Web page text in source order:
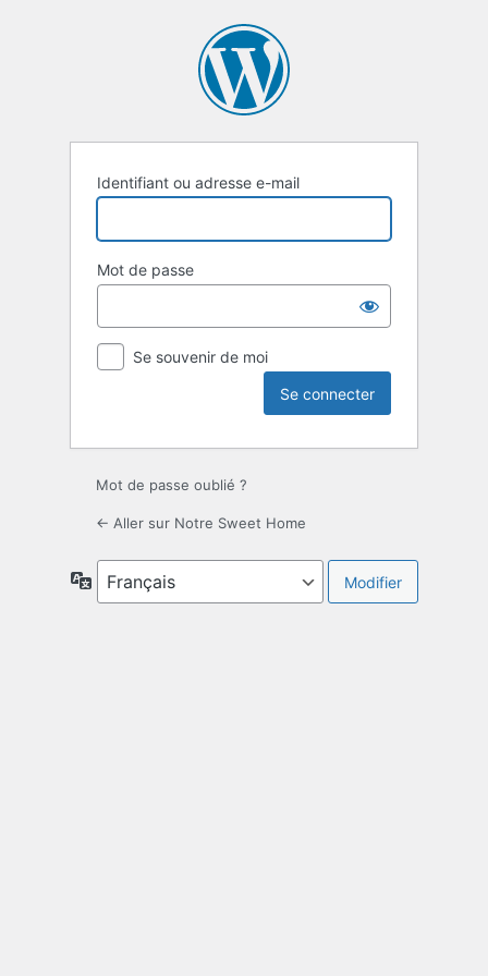
Identifiant ou adresse e-mail
Mot de passe
Se souvenir de moi
Mot de passe oublié ?
← Aller sur Notre Sweet Home
Langue